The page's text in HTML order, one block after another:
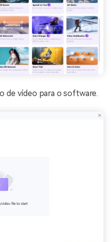
de vídeo para o software.